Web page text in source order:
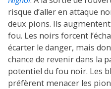
risque d’aller en attaque
deux pions. Ils
fou. Les noirs forcent
écarter le danger, mais
chance de revenir dans la
potentiel du fou noir. Les
préfèrent menacer les